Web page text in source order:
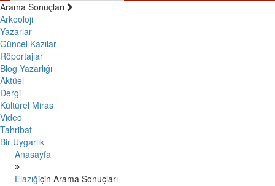
Arama Sonuçları
Arkeoloji
Yazarlar
Güncel Kazılar
Röportajlar
Blog Yazarlığı
Aktüel
Dergi
Kültürel Miras
Video
Tahribat
Bir Uygarlık
Anasayfa
Elazığiçin Arama Sonuçları